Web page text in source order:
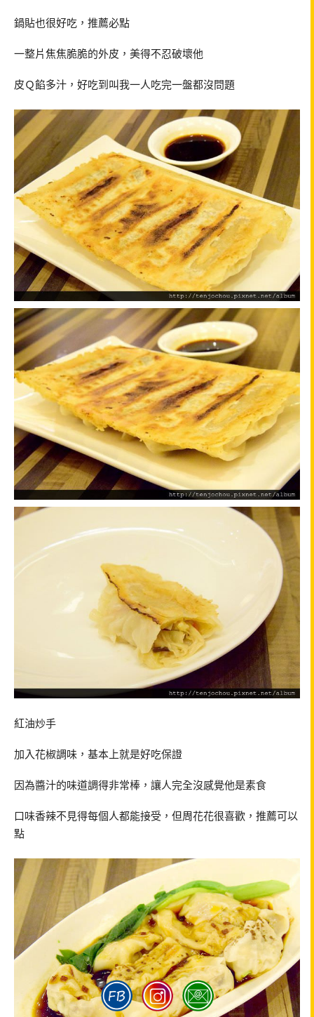
鍋貼也很好吃，推薦必點
一整片焦焦脆脆的外皮，美得不忍破壞他
皮Ｑ餡多汁，好吃到叫我一人吃完一盤都沒問題
紅油炒手
加入花椒調味，基本上就是好吃保證
因為醬汁的味道調得非常棒，讓人完全沒感覺他是素食
口味香辣不見得每個人都能接受，但周花花很喜歡，推薦可以
點